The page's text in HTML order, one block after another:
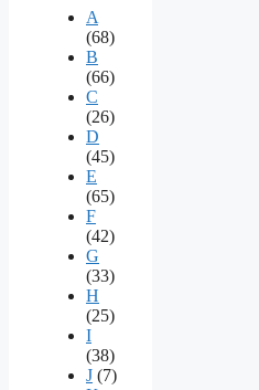
A
(68)
B
(66)
C
(26)
D
(45)
E
(65)
F
(42)
G
(33)
H
(25)
I
(38)
J (7)